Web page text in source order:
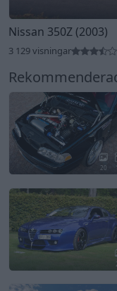
Nissan 350Z (2003)
3 129 visningar
20